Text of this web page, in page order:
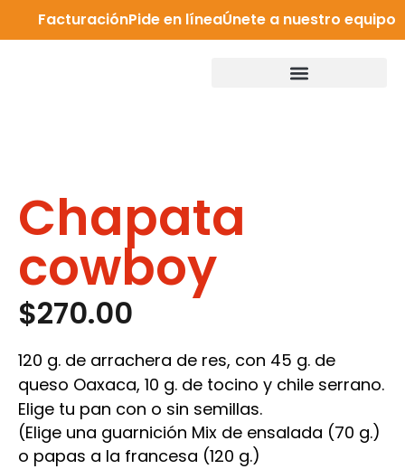
FacturaciónPide en líneaÚnete a nuestro equipo
Chapata
cowboy
$270.00
120 g. de arrachera de res, con 45 g. de
queso Oaxaca, 10 g. de tocino y chile serrano.
Elige tu pan con o sin semillas.
(Elige una guarnición Mix de ensalada (70 g.)
o papas a la francesa (120 g.)